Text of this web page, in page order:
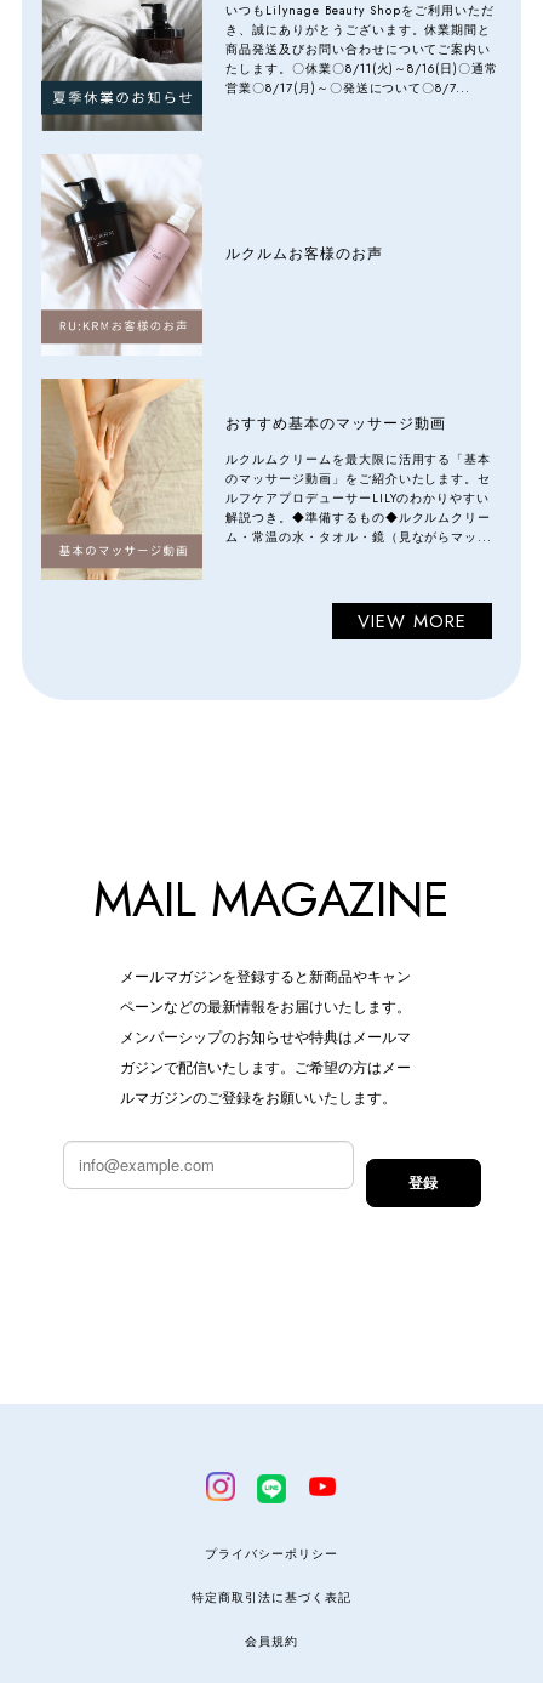
いつもLilynage Beauty Shopをご利用いただ
き、誠にありがとうございます。休業期間と
商品発送及びお問い合わせについてご案内い
たします。〇休業〇8/11(火)～8/16(日)〇通常
営業〇8/17(月)～〇発送について〇8/7...
ルクルムお客様のお声
おすすめ基本のマッサージ動画
ルクルムクリームを最大限に活用する「基本
のマッサージ動画」をご紹介いたします。セ
ルフケアプロデューサーLILYのわかりやすい
解説つき。◆準備するもの◆ルクルムクリー
ム・常温の水・タオル・鏡（見ながらマッ...
VIEW MORE
MAIL MAGAZINE
メールマガジンを登録すると新商品やキャン
ペーンなどの最新情報をお届けいたします。
メンバーシップのお知らせや特典はメールマ
ガジンで配信いたします。ご希望の方はメー
ルマガジンのご登録をお願いいたします。
登録
プライバシーポリシー
特定商取引法に基づく表記
会員規約